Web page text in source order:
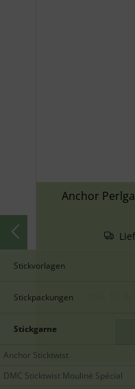
Stickvorlagen
Stickpackungen
Stickgarne
Anchor Sticktwist
DMC Sticktwist Mouliné Spécial
Anchor
inkl. 19